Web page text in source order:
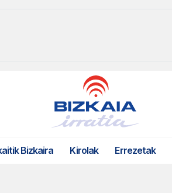
Bizkaira Kirolak Errezetak